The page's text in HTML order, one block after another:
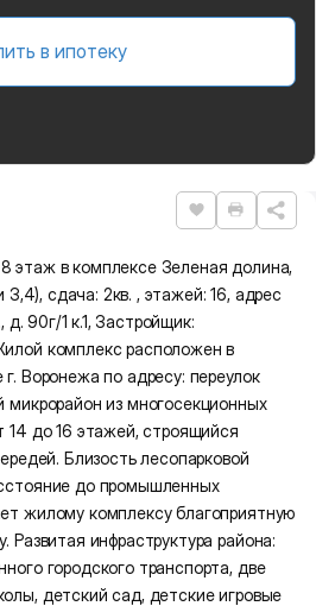
в ипотеку
Нравится
этаж в комплексе Зеленая долина,
3,4), сдача: 2кв. , этажей: 16, адрес
90г/1 к.1, Застройщик:
комплекс расположен в
Воронежа по адресу: переулок
из многосекционных
14 до 16 этажей, строящийся
Близость лесопарковой
до промышленных
жилому комплексу благоприятную
Развитая инфраструктура района:
городского транспорта, две
детский сад, детские игровые